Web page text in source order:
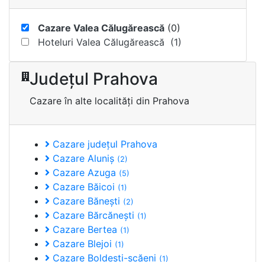
Cazare Valea Călugărească (0)
Hoteluri Valea Călugărească (1)
Judeţul Prahova
Cazare în alte localităţi din Prahova
Cazare judeţul Prahova
Cazare Aluniș (2)
Cazare Azuga (5)
Cazare Băicoi (1)
Cazare Bănești (2)
Cazare Bărcănești (1)
Cazare Bertea (1)
Cazare Blejoi (1)
Cazare Boldești-scăeni (1)